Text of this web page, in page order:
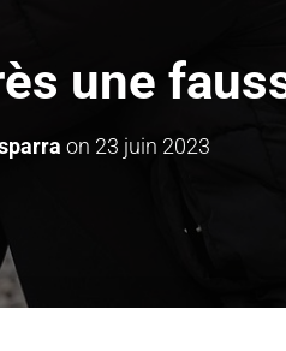
une
on 23 juin 2023